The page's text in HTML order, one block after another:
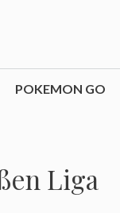
POKEMON GO
Liga